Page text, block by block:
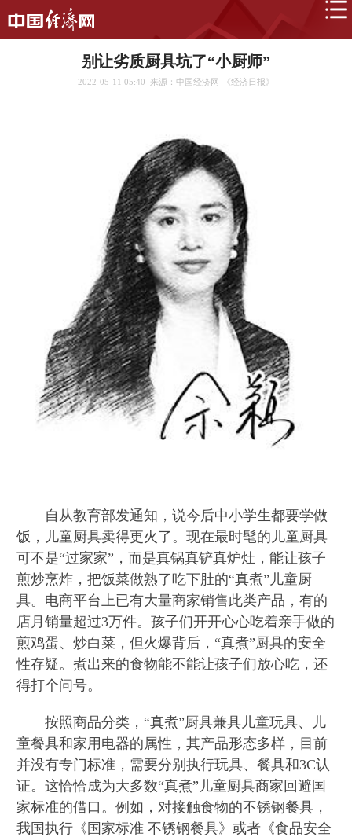
别让劣质厨具坑了“小厨师”
2022-05-11 05:40 来源：中国经济网-《经济日报》
自从教育部发通知，说今后中小学生都要学做
饭，儿童厨具卖得更火了。现在最时髦的儿童厨具
可不是“过家家”，而是真锅真铲真炉灶，能让孩子
煎炒烹炸，把饭菜做熟了吃下肚的“真煮”儿童厨
具。电商平台上已有大量商家销售此类产品，有的
店月销量超过3万件。孩子们开开心心吃着亲手做的
煎鸡蛋、炒白菜，但火爆背后，“真煮”厨具的安全
性存疑。煮出来的食物能不能让孩子们放心吃，还
得打个问号。
按照商品分类，“真煮”厨具兼具儿童玩具、儿
童餐具和家用电器的属性，其产品形态多样，目前
并没有专门标准，需要分别执行玩具、餐具和3C认
证。这恰恰成为大多数“真煮”儿童厨具商家回避国
家标准的借口。例如，对接触食物的不锈钢餐具，
我国执行《国家标准 不锈钢餐具》或者《食品安全